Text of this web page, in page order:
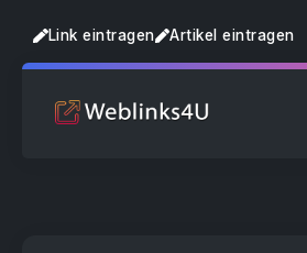
Link eintragen Artikel eintragen